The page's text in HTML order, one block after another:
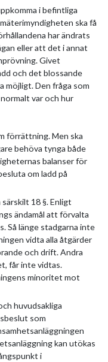
i befintliga
ska få
har ändrats
eller att det i annat
Givet
och det blossande
Den fråga som
var och hur
förrättning. Men ska
behöva tynga både
balanser för
om ladd på
särskilt 18 §. Enligt
ändamål att förvalta
Så länge stadgarna inte
vidta alla åtgärder
och drift. Andra
får inte vidtas.
minoritet mot
huvudsakliga
som
kan utökas
i